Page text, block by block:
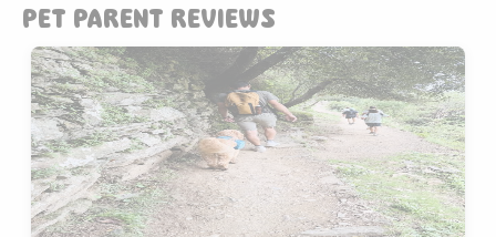
PET PARENT REVIEWS